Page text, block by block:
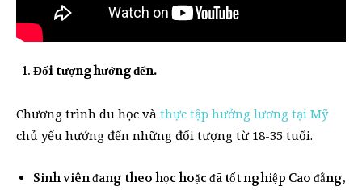
Đối tượng hướng đến.
Chương trình du học và thực tập hưởng lương tại Mỹ
chủ yếu hướng đến những đối tượng từ 18-35 tuổi.
Sinh viên đang theo học hoặc đã tốt nghiệp Cao đẳng,